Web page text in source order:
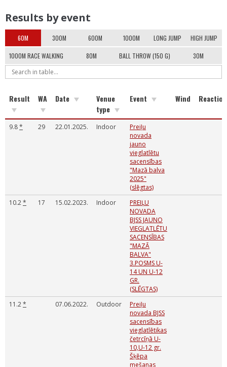
Results by event
60M 300M 600M 1000M LONG JUMP HIGH JUMP
1000M RACE WALKING 80M BALL THROW (150 G) 30M
Result WA Date
Venue
type
Event Wind Reaction
9.8* 29 22.01.2025. Indoor
Preiļu
novada
jauno
vieglatlētu
sacensības
"Mazā balva
2025"
(slēgtas)
10.2* 17 15.02.2023. Indoor
PREIĻU
NOVADA
BJSS JAUNO
VIEGLATLĒTU
SACENSĪBAS
"MAZĀ
BALVA"
3.POSMS U-
14 UN U-12
GR.
(SLĒGTAS)
11.2* 07.06.2022. Outdoor
Preiļu
novada BJSS
sacensības
vieglatlētikas
četrcīņā U-
10,U-12 gr.
Šķēpa
mešanas